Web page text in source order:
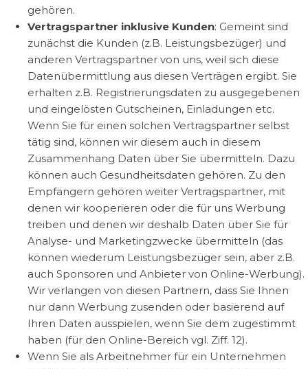
gehören.
Vertragspartner inklusive Kunden: Gemeint sind
zunächst die Kunden (z.B. Leistungsbezüger) und
anderen Vertragspartner von uns, weil sich diese
Datenübermittlung aus diesen Verträgen ergibt. Sie
erhalten z.B. Registrierungsdaten zu ausgegebenen
und eingelösten Gutscheinen, Einladungen etc.
Wenn Sie für einen solchen Vertragspartner selbst
tätig sind, können wir diesem auch in diesem
Zusammenhang Daten über Sie übermitteln. Dazu
können auch Gesundheitsdaten gehören. Zu den
Empfängern gehören weiter Vertragspartner, mit
denen wir kooperieren oder die für uns Werbung
treiben und denen wir deshalb Daten über Sie für
Analyse- und Marketingzwecke übermitteln (das
können wiederum Leistungsbezüger sein, aber z.B.
auch Sponsoren und Anbieter von Online-Werbung).
Wir verlangen von diesen Partnern, dass Sie Ihnen
nur dann Werbung zusenden oder basierend auf
Ihren Daten ausspielen, wenn Sie dem zugestimmt
haben (für den Online-Bereich vgl. Ziff. 12).
Wenn Sie als Arbeitnehmer für ein Unternehmen